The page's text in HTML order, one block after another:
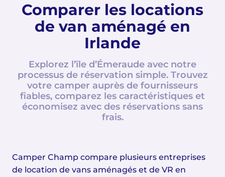
Comparer les locations
de van aménagé en
Irlande
Explorez l’île d’Émeraude avec notre
processus de réservation simple. Trouvez
votre camper auprès de fournisseurs
fiables, comparez les caractéristiques et
économisez avec des réservations sans
frais.
Camper Champ compare plusieurs entreprises
de location de vans aménagés et de VR en